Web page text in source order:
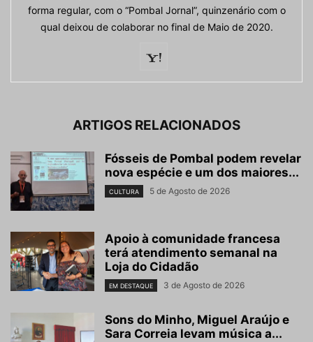
forma regular, com o “Pombal Jornal”, quinzenário com o
qual deixou de colaborar no final de Maio de 2020.
ARTIGOS RELACIONADOS
Fósseis de Pombal podem revelar
nova espécie e um dos maiores...
CULTURA 5 de Agosto de 2026
Apoio à comunidade francesa
terá atendimento semanal na
Loja do Cidadão
EM DESTAQUE 3 de Agosto de 2026
Sons do Minho, Miguel Araújo e
Sara Correia levam música a...